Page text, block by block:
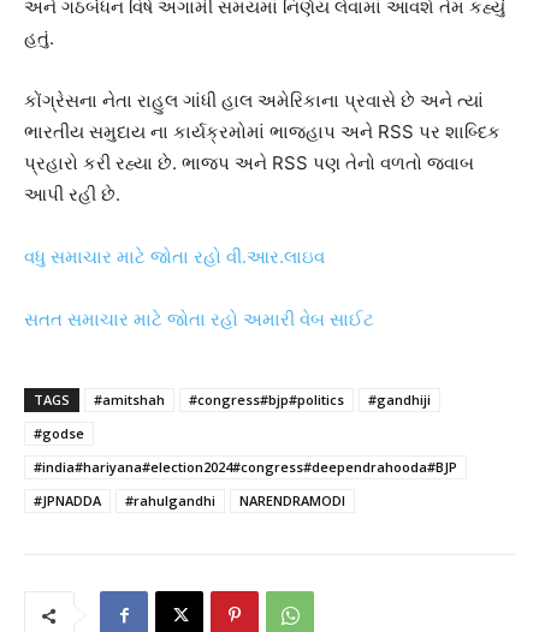
અને ગઠબંધન વિષે અગામી સમયમાં નિર્ણય લેવામાં આવશે તેમ કહ્યું
હતું.
કોંગ્રેસના નેતા રાહુલ ગાંધી હાલ અમેરિકાના પ્રવાસે છે અને ત્યાં
ભારતીય સમુદાય ના કાર્યક્રમોમાં ભાજ્હાપ અને RSS પર શાબ્દિક
પ્રહારો કરી રહ્યા છે. ભાજપ અને RSS પણ તેનો વળતો જવાબ
આપી રહી છે.
વધુ સમાચાર માટે જોતા રહો વી.આર.લાઇવ
સતત સમાચાર માટે જોતા રહો અમારી વેબ સાઈટ
TAGS #amitshah #congress#bjp#politics
#gandhiji
#godse
#india#hariyana#election2024#congress#deependrahooda#BJP
#JPNADDA
#rahulgandhi NARENDRAMODI